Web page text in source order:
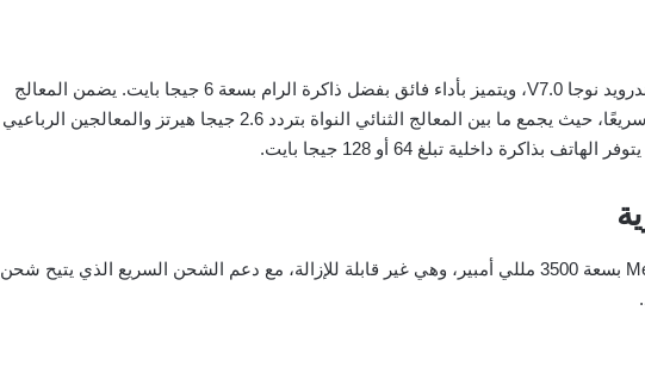
يعمل الهاتف بنظام تشغيل أندرويد نوجا V7.0، ويتميز بأداء فائق بفضل ذاكرة الرام بسعة 6 جيجا بايت. يضمن المعالج
العشاري النواة أداءً سلسًا وسريعًا، حيث يجمع ما بين المعالج الثنائي النواة بتردد 2.6 جيجا هيرتز والمعالجين الرباعيي
بذاكرة داخلية تبلغ 64 أو 128 جيجا بايت.
تأتي بطارية Meizu Pro 7 Plus بسعة 3500 مللي أمبير، وهي غير قابلة للإزالة، مع دعم الشحن السريع الذي يتيح شحن